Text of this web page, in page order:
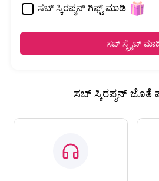
ಸಬ್ ಸ್ಕಿರಪ್ಶನ್ ಗಿಫ್ಟ್ ಮಾಡಿ
ಸಬ್ ಸ್ಕ್ರೈಬ್
ಸಬ್ ಸ್ಕಿರಪ್ಶನ್